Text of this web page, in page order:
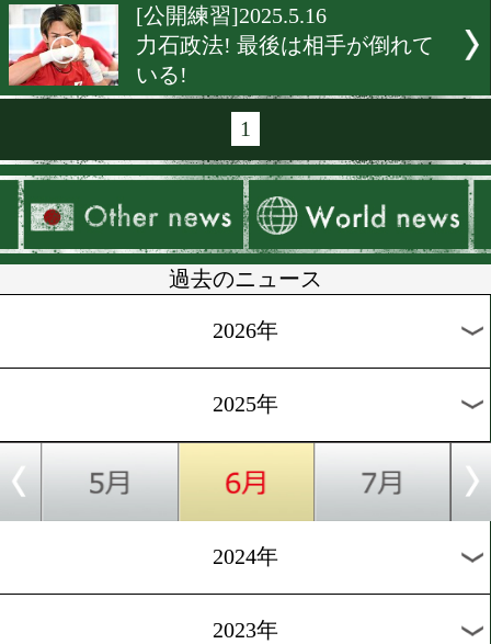
[公開練習]2025.5.20
タドゥランは銀次朗に返り
KO宣言!
[ロサンゼルス便り
拳四朗が中谷潤人とオラス
ガとロサンゼルスで合流!
[公開練習]2025.5.20
ヌニェスが華麗な身のこな
[公開練習]2025.5.19
IBFフェザー級王者レオ!
ポーで公開練習
[公開練習]2025.5.16
力石政法! 最後は相手が倒
いる!